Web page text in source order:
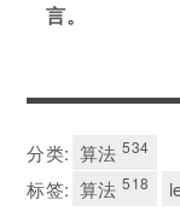
言。
分类: 算法534
标签: 算法518